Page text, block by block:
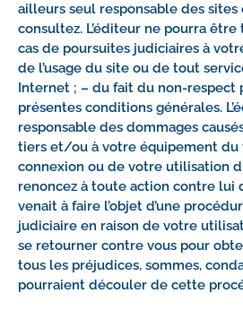
ailleurs seul responsable des sites
consultez. L’éditeur ne pourra
cas de poursuites judiciaires à
de l’usage du site ou de tout
Internet ; – du fait du non-respect
présentes conditions générales.
responsable des dommages
tiers et/ou à votre équipement du
connexion ou de votre utilisation
renoncez à toute action contre lui
venait à faire l’objet d’une
judiciaire en raison de votre
se retourner contre vous pour
tous les préjudices, sommes,
pourraient découler de cette